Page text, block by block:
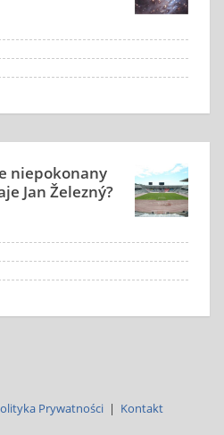
niepokonany
Jan Železný?
Prywatności | Kontakt